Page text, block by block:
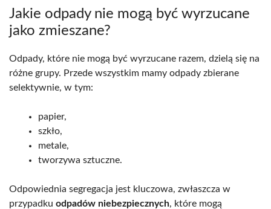
Jakie odpady nie mogą być wyrzucane
jako zmieszane?
Odpady, które nie mogą być wyrzucane razem, dzielą się na
różne grupy. Przede wszystkim mamy odpady zbierane
selektywnie, w tym:
papier,
szkło,
metale,
tworzywa sztuczne.
Odpowiednia segregacja jest kluczowa, zwłaszcza w
przypadku odpadów niebezpiecznych, które mogą